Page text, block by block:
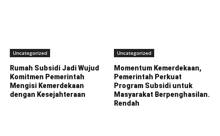
Uncategorized
Rumah Subsidi Jadi Wujud
Komitmen Pemerintah
Mengisi Kemerdekaan
dengan Kesejahteraan
Uncategorized
Momentum Kemerdekaan,
Pemerintah Perkuat
Program Subsidi untuk
Masyarakat Berpenghasilan.
Rendah